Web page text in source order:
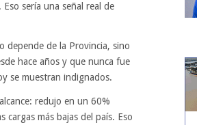
sería una señal real de
depende de la Provincia, sino
hace años y que nunca fue
se muestran indignados.
redujo en un 60%
más bajas del país. Eso